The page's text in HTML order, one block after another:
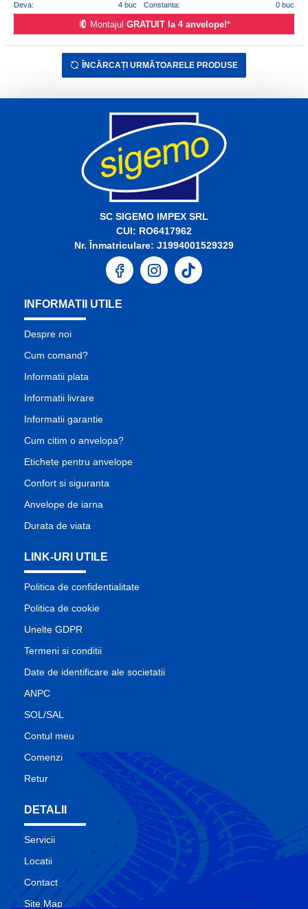
Deva:
4 buc Constanta: 0 buc
Montajul GRATUIT la 4 anvelope!*
ÎNCĂRCAȚI URMĂTOARELE PRODUSE
SC SIGEMO IMPEX SRL
CUI: RO6417962
Nr. Înmatriculare: J1994001529329
INFORMATII UTILE
Despre noi
Cum comand?
Informatii plata
Informatii livrare
Informatii garantie
Cum citim o anvelopa?
Etichete pentru anvelope
Confort si siguranta
Anvelope de iarna
Durata de viata
LINK-URI UTILE
Politica de confidentialitate
Politica de cookie
Unelte GDPR
Termeni si conditii
Date de identificare ale societatii
ANPC
SOL/SAL
Contul meu
Comenzi
Retur
DETALII
Servicii
Locatii
Contact
Site Map